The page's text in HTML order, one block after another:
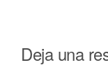
Deja una